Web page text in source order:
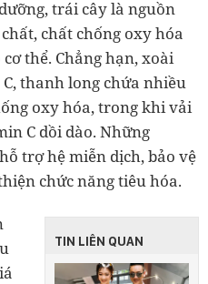
trái cây là nguồn
chất chống oxy hóa
thể. Chẳng hạn, xoài
thanh long chứa nhiều
oxy hóa, trong khi vải
C dồi dào. Những
trợ hệ miễn dịch, bảo vệ
chức năng tiêu hóa.
TIN LIÊN QUAN